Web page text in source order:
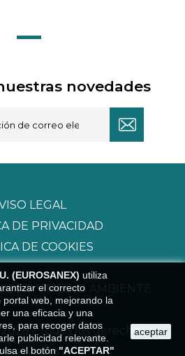
novedades
(EUROSANEX) utiliza
el correcto
web, mejorando la
una eficacia y una
para recoger datos
publicidad relevante.
el botón "ACEPTAR"
aceptar
LEGAL
DE PRIVACIDAD
DE COOKIES
Y MEDIO AMBIENTE
- Todos los derechos